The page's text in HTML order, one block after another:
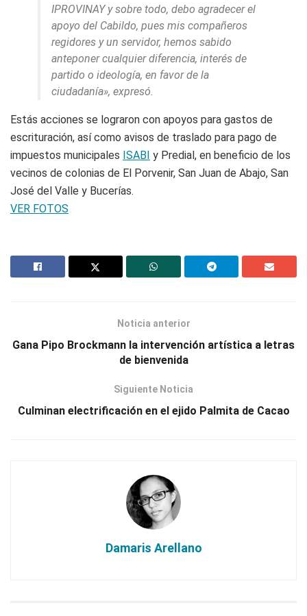
IPROVINAY y sobre todo, debo agradecer el
apoyo del Cabildo, pues mis compañeros
regidores y un servidor, hemos sabido
anteponer cualquier diferencia, interés de
partido o ideología, en favor de la
ciudadanía», expresó.
Estás acciones se lograron con apoyos para gastos de
escrituración, así como avisos de traslado para pago de
impuestos municipales ISABI y Predial, en beneficio de los
vecinos de colonias de El Porvenir, San Juan de Abajo, San
José del Valle y Bucerías.
VER FOTOS
Noticia anterior
Gana Pipo Brockmann la intervención artística a letras
de bienvenida
Siguiente Noticia
Culminan electrificación en el ejido Palmita de Cacao
Damaris Arellano